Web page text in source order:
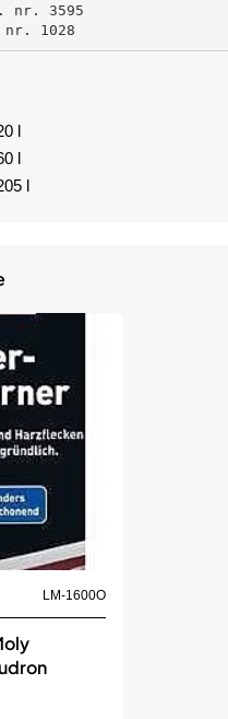
nr. 3595
1028
l
l
l
LM-1600O